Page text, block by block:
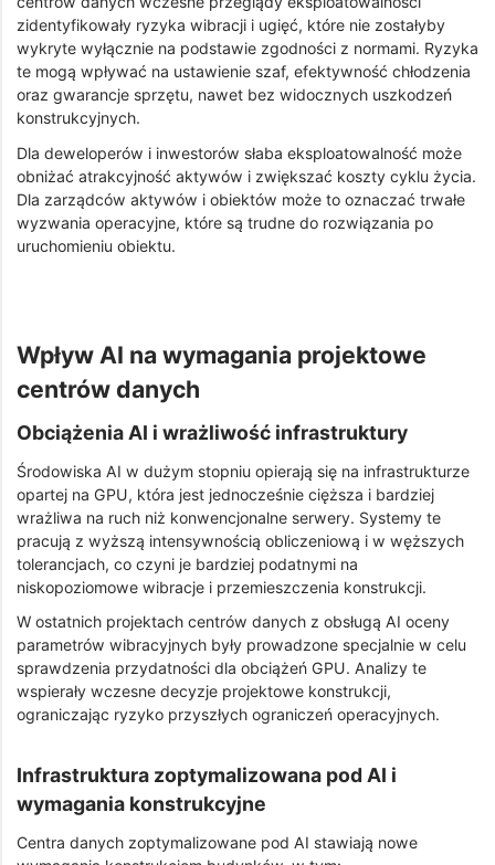
zidentyfikowały ryzyka wibracji i ugięć, które nie zostałyby
wykryte wyłącznie na podstawie zgodności z normami. Ryzyka
te mogą wpływać na ustawienie szaf, efektywność chłodzenia
oraz gwarancje sprzętu, nawet bez widocznych uszkodzeń
konstrukcyjnych.
Dla deweloperów i inwestorów słaba eksploatowalność może
obniżać atrakcyjność aktywów i zwiększać koszty cyklu życia.
Dla zarządców aktywów i obiektów może to oznaczać trwałe
wyzwania operacyjne, które są trudne do rozwiązania po
uruchomieniu obiektu.
Wpływ AI na wymagania projektowe
centrów danych
Obciążenia AI i wrażliwość infrastruktury
Środowiska AI w dużym stopniu opierają się na infrastrukturze
opartej na GPU, która jest jednocześnie cięższa i bardziej
wrażliwa na ruch niż konwencjonalne serwery. Systemy te
pracują z wyższą intensywnością obliczeniową i w węższych
tolerancjach, co czyni je bardziej podatnymi na
niskopoziomowe wibracje i przemieszczenia konstrukcji.
W ostatnich projektach centrów danych z obsługą AI oceny
parametrów wibracyjnych były prowadzone specjalnie w celu
sprawdzenia przydatności dla obciążeń GPU. Analizy te
wspierały wczesne decyzje projektowe konstrukcji,
ograniczając ryzyko przyszłych ograniczeń operacyjnych.
Infrastruktura zoptymalizowana pod AI i
wymagania konstrukcyjne
Centra danych zoptymalizowane pod AI stawiają nowe